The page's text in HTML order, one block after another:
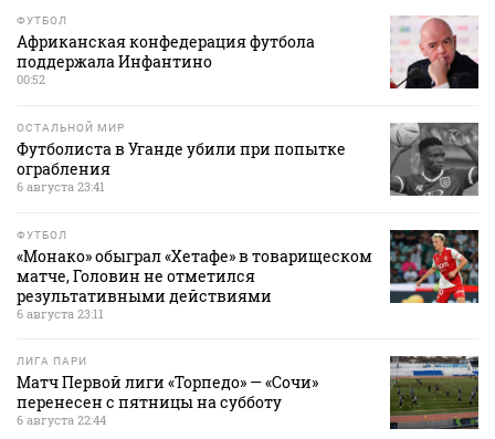
ФУТБОЛ
Африканская конфедерация футбола
поддержала Инфантино
00:52
ОСТАЛЬНОЙ МИР
Футболиста в Уганде убили при попытке
ограбления
6 августа 23:41
ФУТБОЛ
«Монако» обыграл «Хетафе» в товарищеском
матче, Головин не отметился
результативными действиями
6 августа 23:11
ЛИГА ПАРИ
Матч Первой лиги «Торпедо» — «Сочи»
перенесен с пятницы на субботу
6 августа 22:44